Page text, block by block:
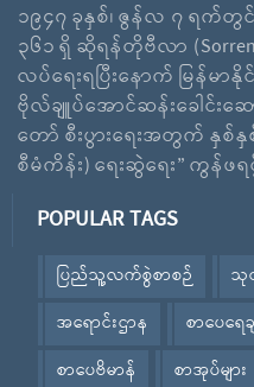
၁၉၄၇ ခုနှစ်၊ ဇွန်လ ၇ ရက်တွ
၃၆၁ ရှိ ဆိုရန်တိုဗီလာ
လပ်ရေးရပြီးနောက် မြန်
ဗိုလ်ချူပ်အောင်ဆန်းခေါင်းဆ
တော် စီးပွားရေးအတွက် နှ
စီမံကိန်း) ရေးဆွဲရေး” ကွန်ဖ
POPULAR TAGS
ပြည်သူ့လက်စွဲစာစဉ်
သု
အရောင်းဌာန
စာပေရေ
စာပေဗိမာန်
စာအုပ်များ